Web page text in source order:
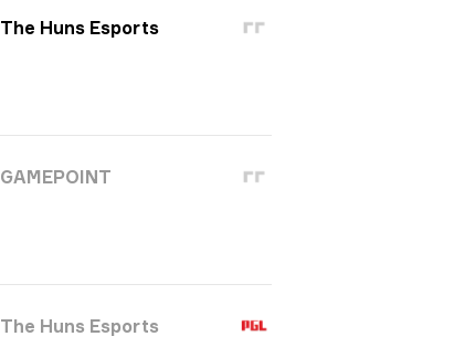
The Huns Esports
GAMEPOINT
The Huns Esports